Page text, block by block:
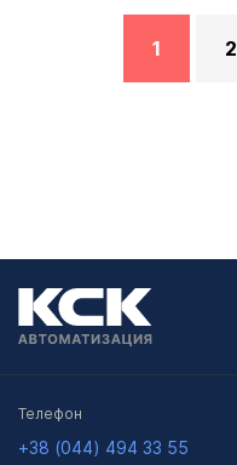
1 2
Телефон
+38 (044) 494 33 55